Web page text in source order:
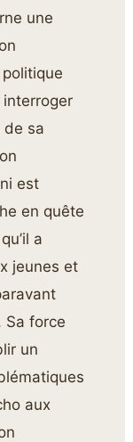
une
interroger
de sa
est
en quête
a
jeunes et
Sa force
un
aux